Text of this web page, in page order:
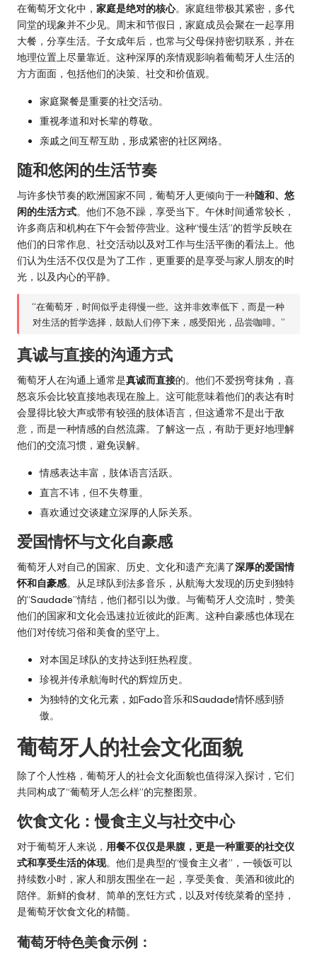
在葡萄牙文化中， 家庭是绝对的核心。家庭纽带极其紧密，多代
同堂的现象并不少见。周末和节假日，家庭成员会聚在一起享用
大餐，分享生活。子女成年后，也常与父母保持密切联系，并在
地理位置上尽量靠近。这种深厚的亲情观影响着葡萄牙人生活的
方方面面，包括他们的决策、社交和价值观。
家庭聚餐是重要的社交活动。
重视孝道和对长辈的尊敬。
亲戚之间互帮互助，形成紧密的社区网络。
随和悠闲的生活节奏
与许多快节奏的欧洲国家不同，葡萄牙人更倾向于一种随和、悠
闲的生活方式。他们不急不躁，享受当下。午休时间通常较长，
许多商店和机构在下午会暂停营业。这种“慢生活”的哲学反映在
他们的日常作息、社交活动以及对工作与生活平衡的看法上。他
们认为生活不仅仅是为了工作，更重要的是享受与家人朋友的时
光，以及内心的平静。
“在葡萄牙，时间似乎走得慢一些。这并非效率低下，而是一种
对生活的哲学选择，鼓励人们停下来，感受阳光，品尝咖啡。”
真诚与直接的沟通方式
葡萄牙人在沟通上通常是真诚而直接的。他们不爱拐弯抹角，喜
怒哀乐会比较直接地表现在脸上。这可能意味着他们的表达有时
会显得比较大声或带有较强的肢体语言，但这通常不是出于敌
意，而是一种情感的自然流露。了解这一点，有助于更好地理解
他们的交流习惯，避免误解。
情感表达丰富，肢体语言活跃。
直言不讳，但不失尊重。
喜欢通过交谈建立深厚的人际关系。
爱国情怀与文化自豪感
葡萄牙人对自己的国家、历史、文化和遗产充满了深厚的爱国情
怀和自豪感。从足球队到法多音乐，从航海大发现的历史到独特
的“Saudade”情结，他们都引以为傲。与葡萄牙人交流时，赞美
他们的国家和文化会迅速拉近彼此的距离。这种自豪感也体现在
他们对传统习俗和美食的坚守上。
对本国足球队的支持达到狂热程度。
珍视并传承航海时代的辉煌历史。
为独特的文化元素，如Fado音乐和Saudade情怀感到骄
傲。
葡萄牙人的社会文化面貌
除了个人性格，葡萄牙人的社会文化面貌也值得深入探讨，它们
共同构成了“葡萄牙人怎么样”的完整图景。
饮食文化：慢食主义与社交中心
对于葡萄牙人来说， 用餐不仅仅是果腹，更是一种重要的社交仪
式和享受生活的体现。他们是典型的“慢食主义者”，一顿饭可以
持续数小时，家人和朋友围坐在一起，享受美食、美酒和彼此的
陪伴。新鲜的食材、简单的烹饪方式，以及对传统菜肴的坚持，
是葡萄牙饮食文化的精髓。
葡萄牙特色美食示例：